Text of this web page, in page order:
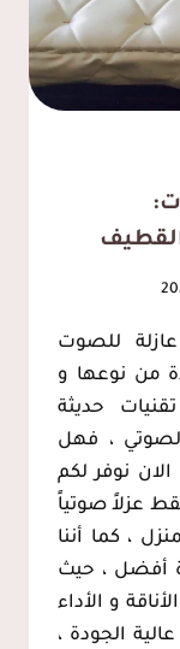
ت:
للصوت
من نوعها و
حديثة
، فهل
نوفر لكم
عزلاً صوتياً
، كما أننا
أفضل ، حيث
و الأداء
الجودة ،